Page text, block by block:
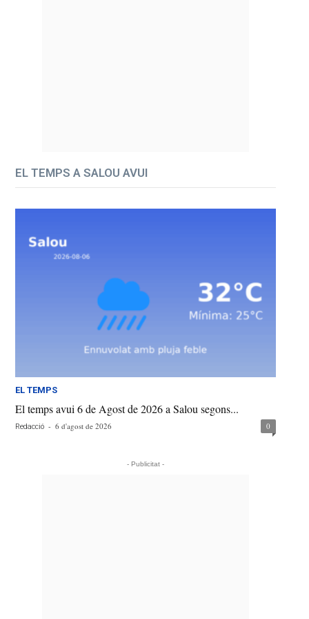
EL TEMPS A SALOU AVUI
EL TEMPS
El temps avui 6 de Agost de 2026 a Salou segons...
Redacció - 6 d'agost de 2026 0
- Publicitat -